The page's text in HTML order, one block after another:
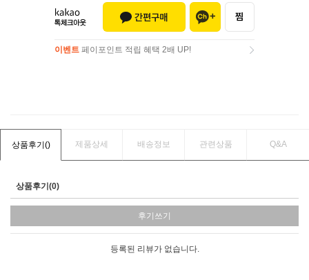
이벤트 페이포인트 적립 혜택 2배 UP!
상품후기() 제품상세 배송정보 관련상품 Q&A
상품후기(0)
후기쓰기
등록된 리뷰가 없습니다.